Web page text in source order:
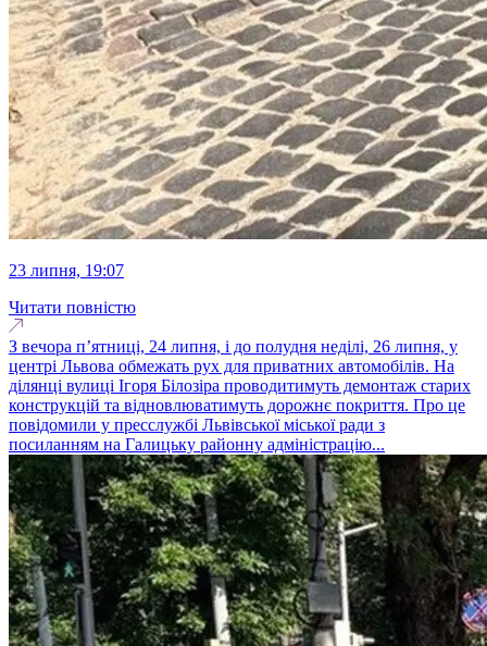
23 липня, 19:07
Читати повністю
З вечора п’ятниці, 24 липня, і до полудня неділі, 26 липня, у
центрі Львова обмежать рух для приватних автомобілів. На
ділянці вулиці Ігоря Білозіра проводитимуть демонтаж старих
конструкцій та відновлюватимуть дорожнє покриття. Про це
повідомили у пресслужбі Львівської міської ради з
посиланням на Галицьку районну адміністрацію...